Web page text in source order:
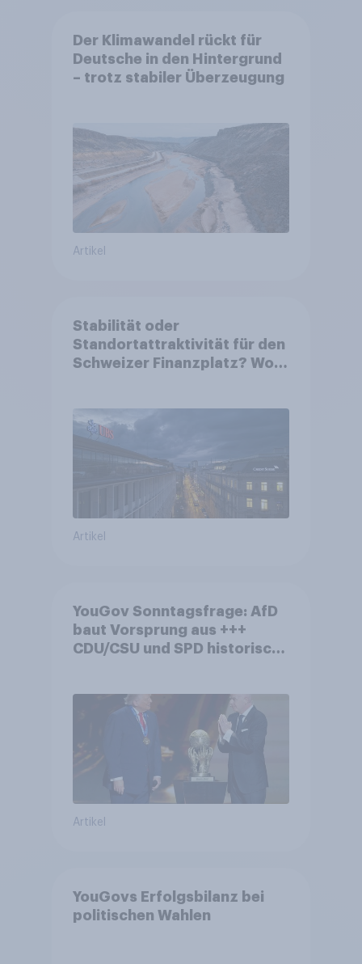
Der Klimawandel rückt für
Deutsche in den Hintergrund
– trotz stabiler Überzeugung
Artikel
Stabilität oder
Standortattraktivität für den
Schweizer Finanzplatz? Wo
von Grossbanken steht
Artikel
YouGov Sonntagsfrage: AfD
baut Vorsprung aus +++
CDU/CSU und SPD historisch
Fußball-WM ohne Politik
Artikel
YouGovs Erfolgsbilanz bei
politischen Wahlen